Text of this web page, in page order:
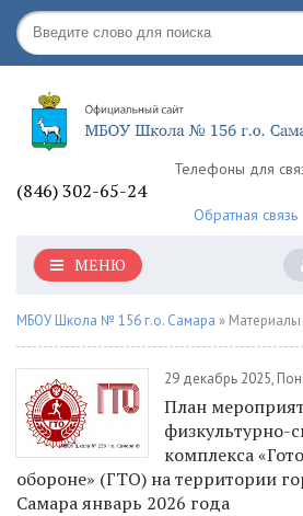
Телефоны для
(846) 302-65-24
Обратная связь
МЕНЮ
МБОУ Школа № 156 г.о. Самара »
29 декабрь 2025,
План
физкультурно-
комплекса
обороне» (ГТО) на территории
Самара январь 2026 года